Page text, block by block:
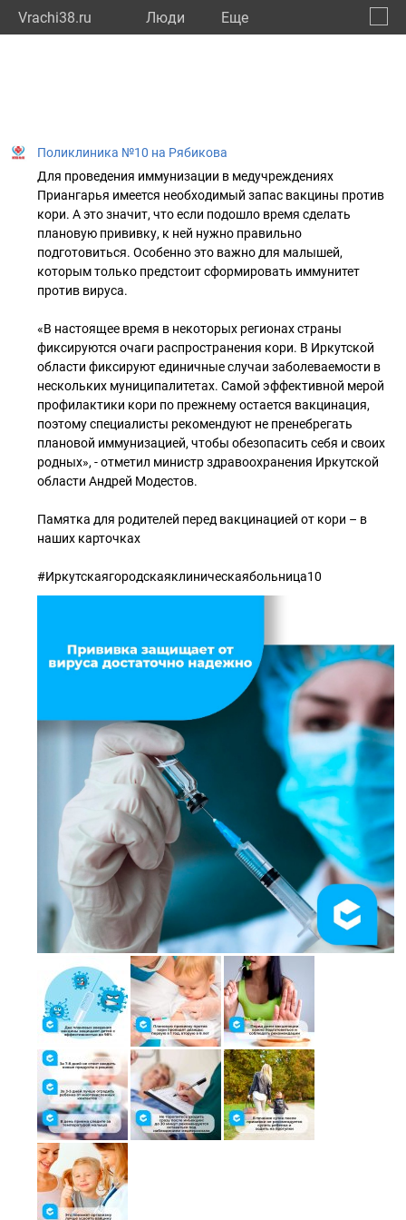
Vrachi38.ru Люди Eще
Поликлиника №10 на Рябикова
Для проведения иммунизации в медучреждениях
Приангарья имеется необходимый запас вакцины против
кори. А это значит, что если подошло время сделать
плановую прививку, к ней нужно правильно
подготовиться. Особенно это важно для малышей,
которым только предстоит сформировать иммунитет
против вируса.
«В настоящее время в некоторых регионах страны
фиксируются очаги распространения кори. В Иркутской
области фиксируют единичные случаи заболеваемости в
нескольких муниципалитетах. Самой эффективной мерой
профилактики кори по прежнему остается вакцинация,
поэтому специалисты рекомендуют не пренебрегать
плановой иммунизацией, чтобы обезопасить себя и своих
родных», - отметил министр здравоохранения Иркутской
области Андрей Модестов.
Памятка для родителей перед вакцинацией от кори – в
наших карточках
#Иркутскаягородскаяклиническаябольница10